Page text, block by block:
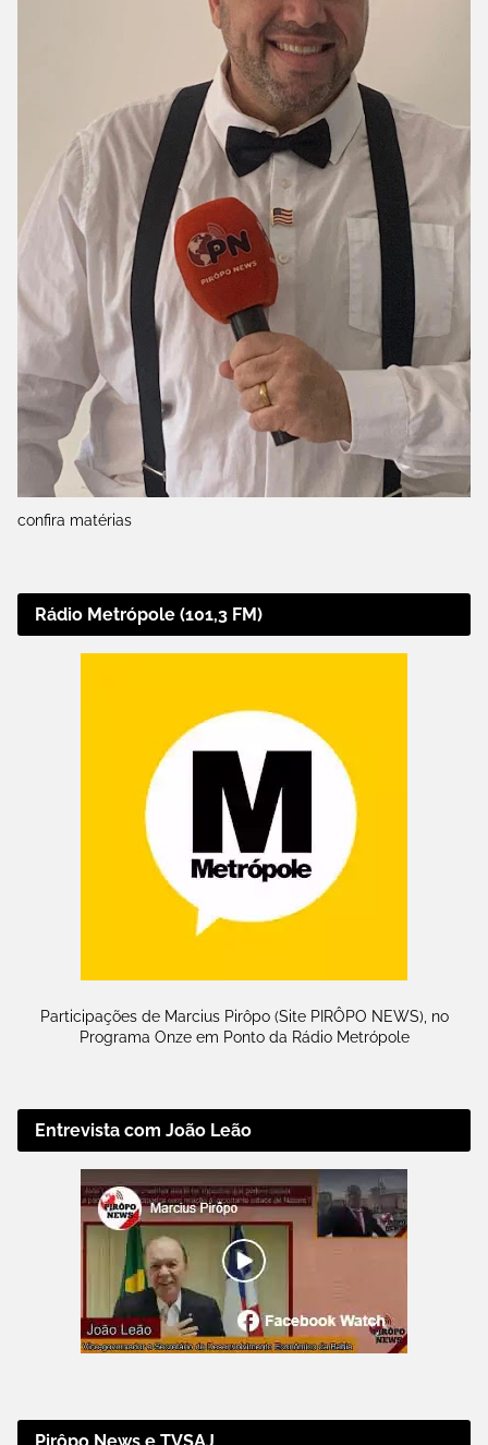
confira matérias
Rádio Metrópole (101,3 FM)
Participações de Marcius Pirôpo (Site PIRÔPO NEWS), no
Programa Onze em Ponto da Rádio Metrópole
Entrevista com João Leão